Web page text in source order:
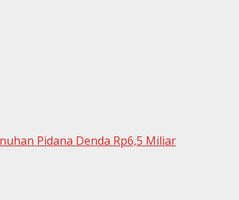
Pidana Denda Rp6,5 Miliar